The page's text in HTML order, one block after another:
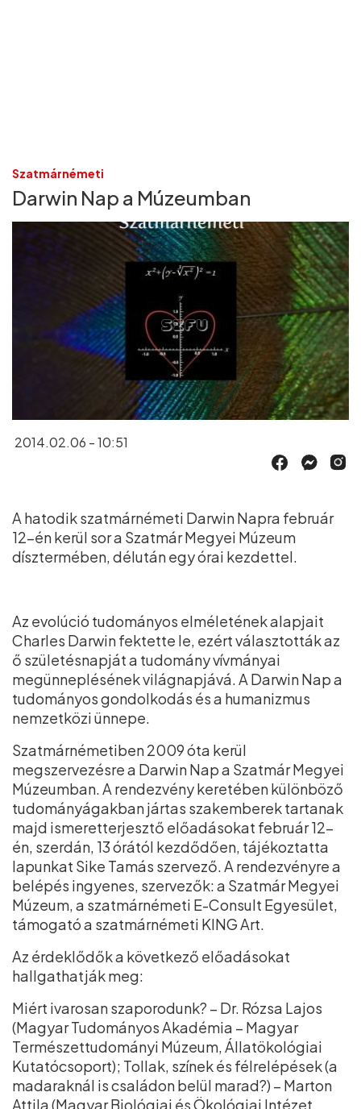
Szatmárnémeti
Darwin Nap a Múzeumban
2014.02.06 - 10:51
A hatodik szatmárnémeti Darwin Napra február
12-én kerül sor a Szatmár Megyei Múzeum
dísztermében, délután egy órai kezdettel.
Az evolúció tudományos elméletének alapjait
Charles Darwin fektette le, ezért választották az
ő születésnapját a tudomány vívmányai
megünneplésének világnapjává. A Darwin Nap a
tudományos gondolkodás és a humanizmus
nemzetközi ünnepe.
Szatmárnémetiben 2009 óta kerül
megszervezésre a Darwin Nap a Szatmár Megyei
Múzeumban. A rendezvény keretében különböző
tudományágakban jártas szakemberek tartanak
majd ismeretterjesztő előadásokat február 12-
én, szerdán, 13 órától kezdődően, tájékoztatta
lapunkat Sike Tamás szervező. A rendezvényre a
belépés ingyenes, szervezők: a Szatmár Megyei
Múzeum, a szatmárnémeti E-Consult Egyesület,
támogató a szatmárnémeti KING Art.
Az érdeklődők a következő előadásokat
hallgathatják meg:
Miért ivarosan szaporodunk? – Dr. Rózsa Lajos
(Magyar Tudományos Akadémia – Magyar
Természettudományi Múzeum, Állatökológiai
Kutatócsoport); Tollak, színek és félrelépések (a
madaraknál is családon belül marad?) – Marton
Attila (Magyar Biológiai és Ökológiai Intézet,